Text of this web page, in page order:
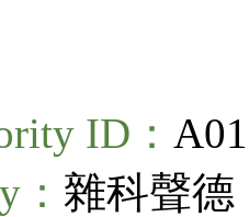
ID：
雜科聲德